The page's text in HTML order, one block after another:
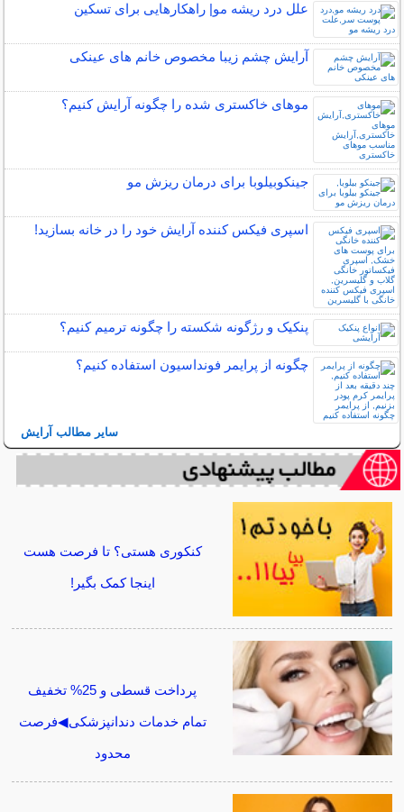
علل درد ریشه مو| راهکارهایی برای تسکین
آرایش چشم زیبا مخصوص خانم های عینکی
موهای خاکستری شده را چگونه آرایش کنیم؟
جینکوبیلوبا برای درمان ریزش مو
اسپری فیکس کننده آرایش خود را در خانه بسازید!
پنکیک و رژگونه شکسته را چگونه ترمیم کنیم؟
چگونه از پرایمر فونداسیون استفاده کنیم؟
سایر مطالب آرایش
کنکوری هستی؟ تا فرصت هست
اینجا کمک بگیر!
پرداخت قسطی و 25% تخفیف
تمام خدمات دندانپزشکی◀فرصت
محدود